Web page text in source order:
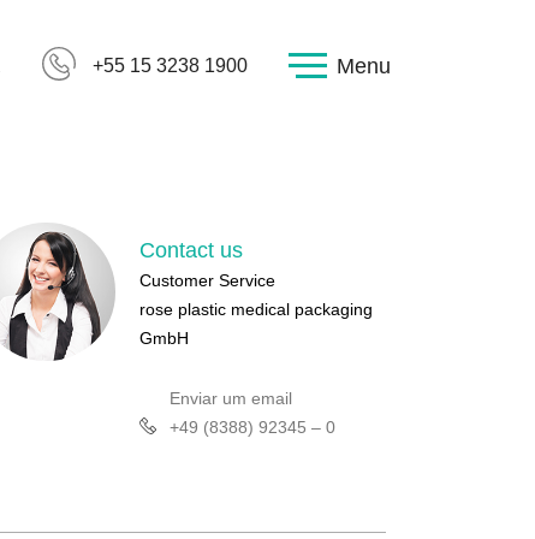
+55 15 3238 1900 Menu
Contact us
Customer Service
rose plastic medical packaging
GmbH
Enviar um email
+49 (8388) 92345 – 0